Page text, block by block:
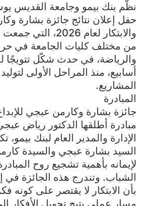
نظّم بنك بيمو وجامعة القديس
حفل إعلان نتائج جائزة بشارة
والابتكار لعام
من مختلف كليات الجامعة في حرم
والرياضة، في حدث شكّل تتويجًا
أسابيع، منذ المراحل الأولى
المشاريع.
المبادرة
جائزة بشارة وكارمن عبجي
مبادرة أطلقها الدكتور رياض
الإدارة والمدير العام لبنك بيمو،
السيد بشارة عبجي والسيدة
لإيمانه بأهمية تشجيع روح
الشباب. وتندرج هذه الجائزة في
بأن الابتكار لا يقتصر على كونه